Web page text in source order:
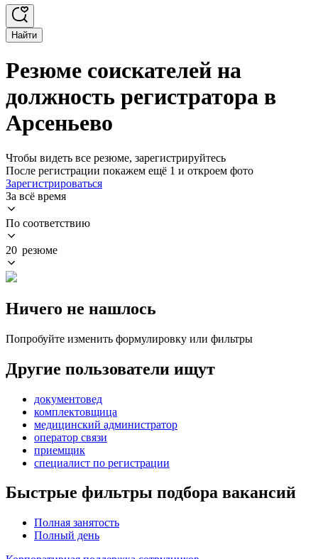
Найти
Резюме соискателей на
должность регистратора в
Арсеньево
Чтобы видеть все резюме, зарегистрируйтесь
После регистрации покажем ещё 1 и откроем фото
Зарегистрироваться
За всё время
По соответствию
20 резюме
Ничего не нашлось
Попробуйте изменить формулировку или фильтры
Другие пользователи ищут
документовед
комплектовщица
медицинский администратор
оператор связи
приемщик
специалист по регистрации
Быстрые фильтры подбора вакансий
Полная занятость
Полный день